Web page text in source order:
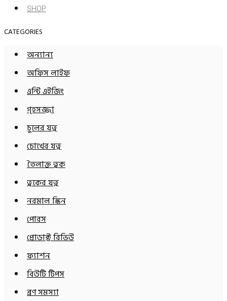
SHOP
CATEGORIES
অন্যান্য
অফিস লাইফ
এন্টি এইজিং
গৃহসজ্জা
চুলের যত্ন
চোখের যত্ন
তৈলাক্ত ত্বক
ত্বকের যত্ন
নরমাল স্কিন
পোরস
প্রোডাক্ট রিভিউ
ফ্যাশন
বিউটি টিপস
ব্রণ সমস্যা